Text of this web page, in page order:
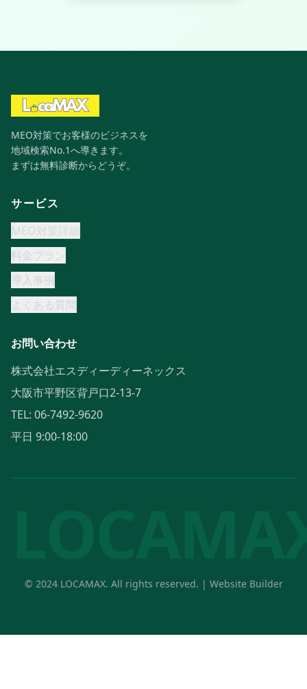
MEO対策でお客様のビジネスを
地域検索No.1へ導きます。
まずは無料診断からどうぞ。
サービス
MEO対策詳細
料金プラン
導入事例
よくある質問
お問い合わせ
株式会社エスディーディーネックス
大阪市平野区背戸口2-13-7
TEL: 06-7492-9620
平日 9:00-18:00
© 2024 LOCAMAX. All rights reserved. | Website Builder